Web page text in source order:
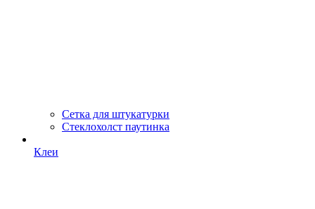
Сетка для штукатурки
Стеклохолст паутинка
Клеи